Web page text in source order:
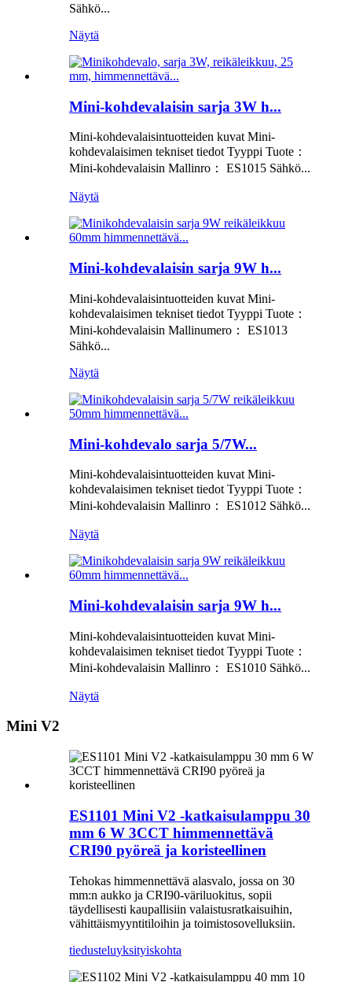
Sähkö...
Näytä
Mini-kohdevalaisin sarja 3W h...
Mini-kohdevalaisintuotteiden kuvat Mini-
kohdevalaisimen tekniset tiedot Tyyppi Tuote：
Mini-kohdevalaisin Mallinro： ES1015 Sähkö...
Näytä
Mini-kohdevalaisin sarja 9W h...
Mini-kohdevalaisintuotteiden kuvat Mini-
kohdevalaisimen tekniset tiedot Tyyppi Tuote：
Mini-kohdevalaisin Mallinumero： ES1013
Sähkö...
Näytä
Mini-kohdevalo sarja 5/7W...
Mini-kohdevalaisintuotteiden kuvat Mini-
kohdevalaisimen tekniset tiedot Tyyppi Tuote：
Mini-kohdevalaisin Mallinro： ES1012 Sähkö...
Näytä
Mini-kohdevalaisin sarja 9W h...
Mini-kohdevalaisintuotteiden kuvat Mini-
kohdevalaisimen tekniset tiedot Tyyppi Tuote：
Mini-kohdevalaisin Mallinro： ES1010 Sähkö...
Näytä
Mini V2
ES1101 Mini V2 -katkaisulamppu 30
mm 6 W 3CCT himmennettävä
CRI90 pyöreä ja koristeellinen
Tehokas himmennettävä alasvalo, jossa on 30
mm:n aukko ja CRI90-väriluokitus, sopii
täydellisesti kaupallisiin valaistusratkaisuihin,
vähittäismyyntitiloihin ja toimistosovelluksiin.
tiedusteluyksityiskohta